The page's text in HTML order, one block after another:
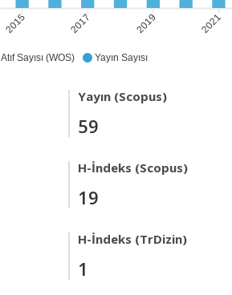
Atıf Sayısı (WOS) Yayın Sayısı
2015 2017 2019 2021
Yayın (Scopus)
59
H-İndeks (Scopus)
19
H-İndeks (TrDizin)
1